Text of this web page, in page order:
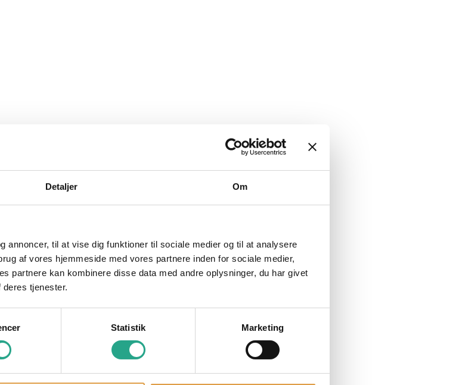
Detaljer Om
annoncer, til at vise dig funktioner til sociale medier og til at analysere
af vores hjemmeside med vores partnere inden for sociale medier,
partnere kan kombinere disse data med andre oplysninger, du har givet
tjenester.
Statistik Marketing